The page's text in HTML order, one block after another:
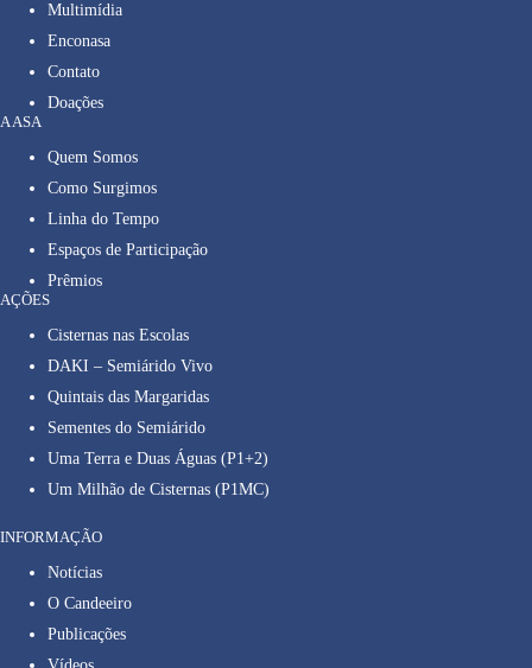
Multimídia
Enconasa
Contato
Doações
A ASA
Quem Somos
Como Surgimos
Linha do Tempo
Espaços de Participação
Prêmios
AÇÕES
Cisternas nas Escolas
DAKI – Semiárido Vivo
Quintais das Margaridas
Sementes do Semiárido
Uma Terra e Duas Águas (P1+2)
Um Milhão de Cisternas (P1MC)
INFORMAÇÃO
Notícias
O Candeeiro
Publicações